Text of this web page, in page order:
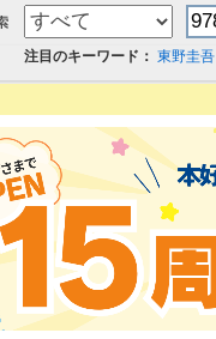
注目のキーワード： 東野圭吾